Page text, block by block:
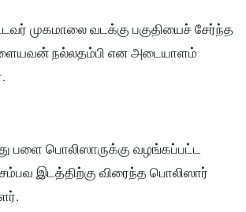
முகமாலை வடக்கு பகுதியைச் சேர்ந்த
நல்லதம்பி என அடையாளம்
பளை பொலிஸாருக்கு வழங்கப்பட்ட
இடத்திற்கு விரைந்த பொலிஸார்